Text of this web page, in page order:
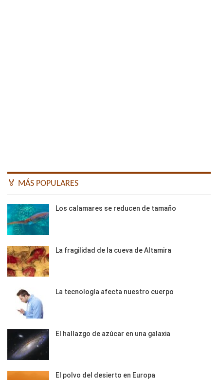
🏅 MÁS POPULARES
Los calamares se reducen de tamaño
La fragilidad de la cueva de Altamira
La tecnología afecta nuestro cuerpo
El hallazgo de azúcar en una galaxia
El polvo del desierto en Europa